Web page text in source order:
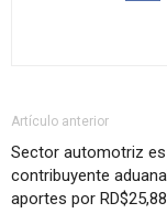
Artículo anterior
Sector automotriz
contribuyente
aportes por